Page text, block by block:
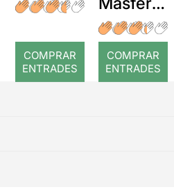
COMPRAR
ENTRADES
r: Temps
COMPRAR
ENTRADES